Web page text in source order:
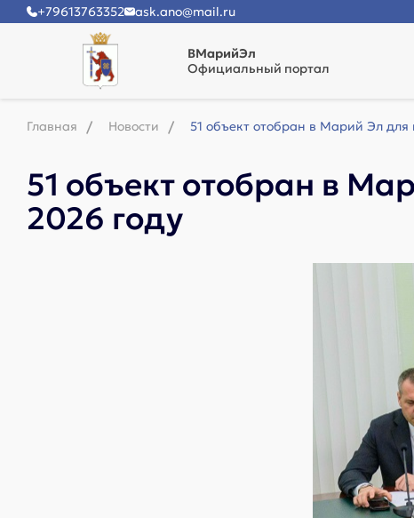
+79613763352 ask.ano@mail.ru
ВМарийЭл
Официальный портал
Главная Новости 51 объект отобран в Марий Эл
51 объект отобран в
2026 году